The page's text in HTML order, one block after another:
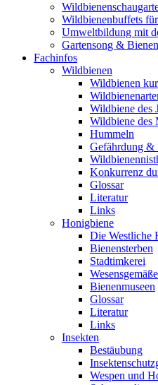
Wildbienenbuffets
Umweltbildung mit
Gartensong &
Fachinfos
Wildbienen
Wildbienen
Wildbiene des
Wildbiene des
Hummeln
Gefährdung &
Konkurrenz
Glossar
Literatur
Links
Honigbiene
Die Westliche
Bienensterben
Stadtimkerei
Bienenmuseen
Glossar
Literatur
Links
Insekten
Bestäubung
Wespen und